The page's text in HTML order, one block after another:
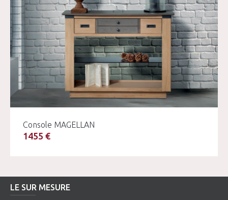
Console MAGELLAN
1455 €
LE SUR MESURE